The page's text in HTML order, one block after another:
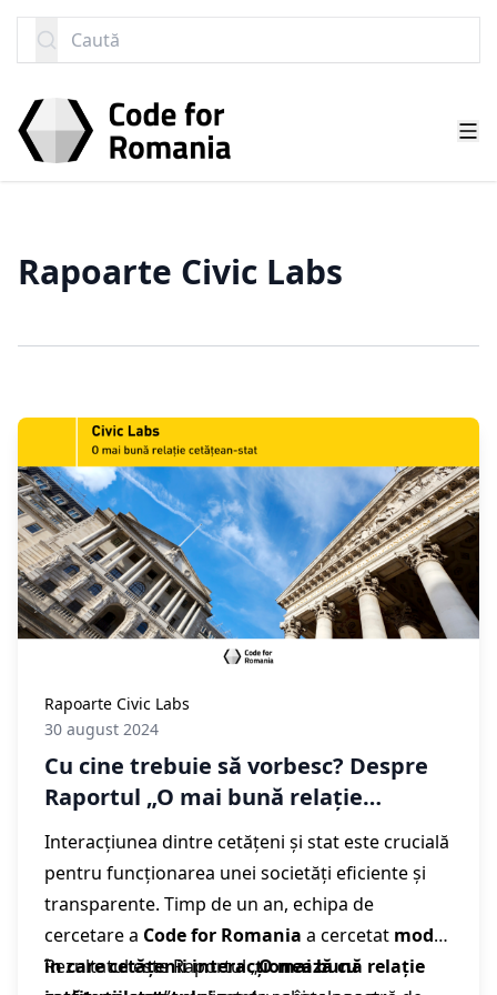
Caută
Rapoarte Civic Labs
Rapoarte Civic Labs
30 august 2024
Cu cine trebuie să vorbesc? Despre
Raportul „O mai bună relație
cetățean-stat”, realizat de echipa de
cercetare Civic Labs
Interacțiunea dintre cetățeni și stat este crucială
pentru funcționarea unei societăți eficiente și
transparente. Timp de un an, echipa de
cercetare a Code for Romania a cercetat modul
în care cetățenii interacționează cu
Rezultatul este Raportul „O mai bună relație